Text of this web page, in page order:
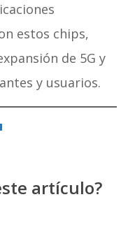
estos chips,
de 5G y
y usuarios.
artículo?